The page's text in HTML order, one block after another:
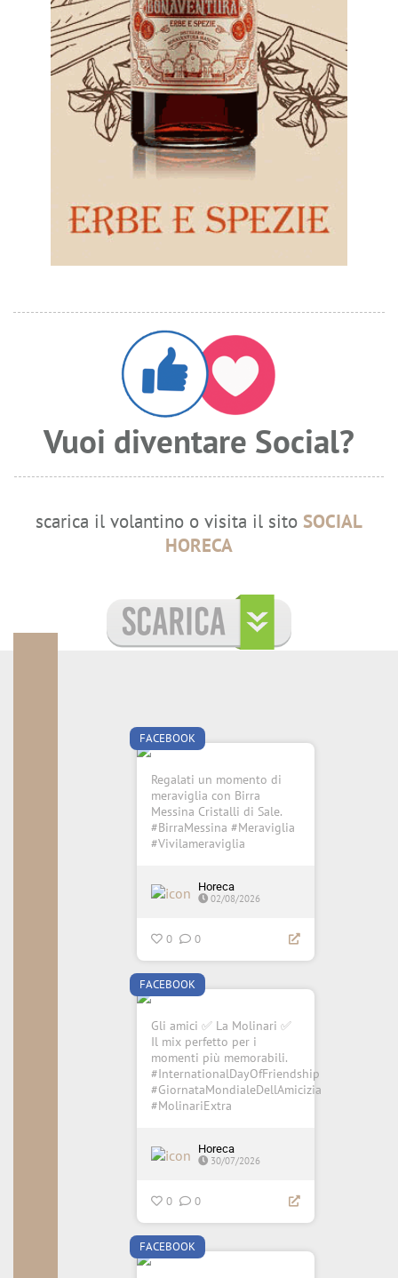
Vuoi diventare Social?
scarica il volantino o visita il sito SOCIAL
HORECA
FACEBOOK
Regalati un momento di
meraviglia con Birra
Messina Cristalli di Sale.
#BirraMessina #Meraviglia
#Vivilameraviglia
Horeca
02/08/2026
0 0
FACEBOOK
Gli amici ✅ La Molinari ✅
Il mix perfetto per i
momenti più memorabili.
#InternationalDayOfFriendship
#GiornataMondialeDellAmicizia
#MolinariExtra
Horeca
30/07/2026
0 0
FACEBOOK